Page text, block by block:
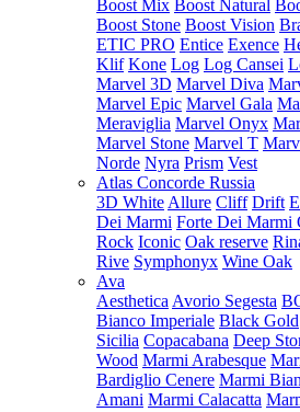
Boost Mix Boost Natural
Boost Stone Boost Vision
ETIC PRO Entice Exence
Klif Kone Log Log Cansei
Marvel 3D Marvel Diva
Marvel Epic Marvel Gala
Meraviglia Marvel Onyx
Marvel Stone Marvel T
Norde Nyra Prism Vest
Atlas Concorde Russia
3D White Allure Cliff Drift
Dei Marmi Forte Dei Marmi
Rock Iconic Oak reserve
Rive Symphonyx Wine Oak
Ava
Aesthetica Avorio Segesta
Bianco Imperiale Black Gold
Sicilia Copacabana Deep
Wood Marmi Arabesque
Bardiglio Cenere Marmi
Amani Marmi Calacatta